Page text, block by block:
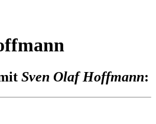
Sven Olaf Hoffmann: